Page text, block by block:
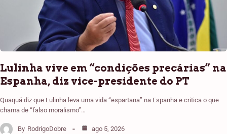
Lulinha vive em “condições precárias” na
Espanha, diz vice-presidente do PT
Quaquá diz que Lulinha leva uma vida “espartana” na Espanha e critica o que
chama de “falso moralismo”…
By RodrigoDobre ago 5, 2026